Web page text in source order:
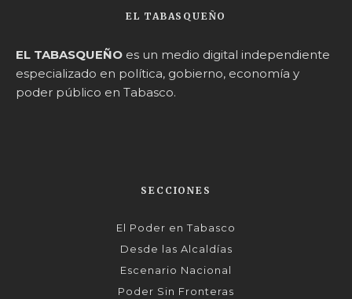
EL TABASQUEÑO
EL TABASQUEÑO es un medio digital independiente
especializado en política, gobierno, economía y
poder público en Tabasco.
SECCIONES
El Poder en Tabasco
Desde las Alcaldías
Escenario Nacional
Poder Sin Fronteras